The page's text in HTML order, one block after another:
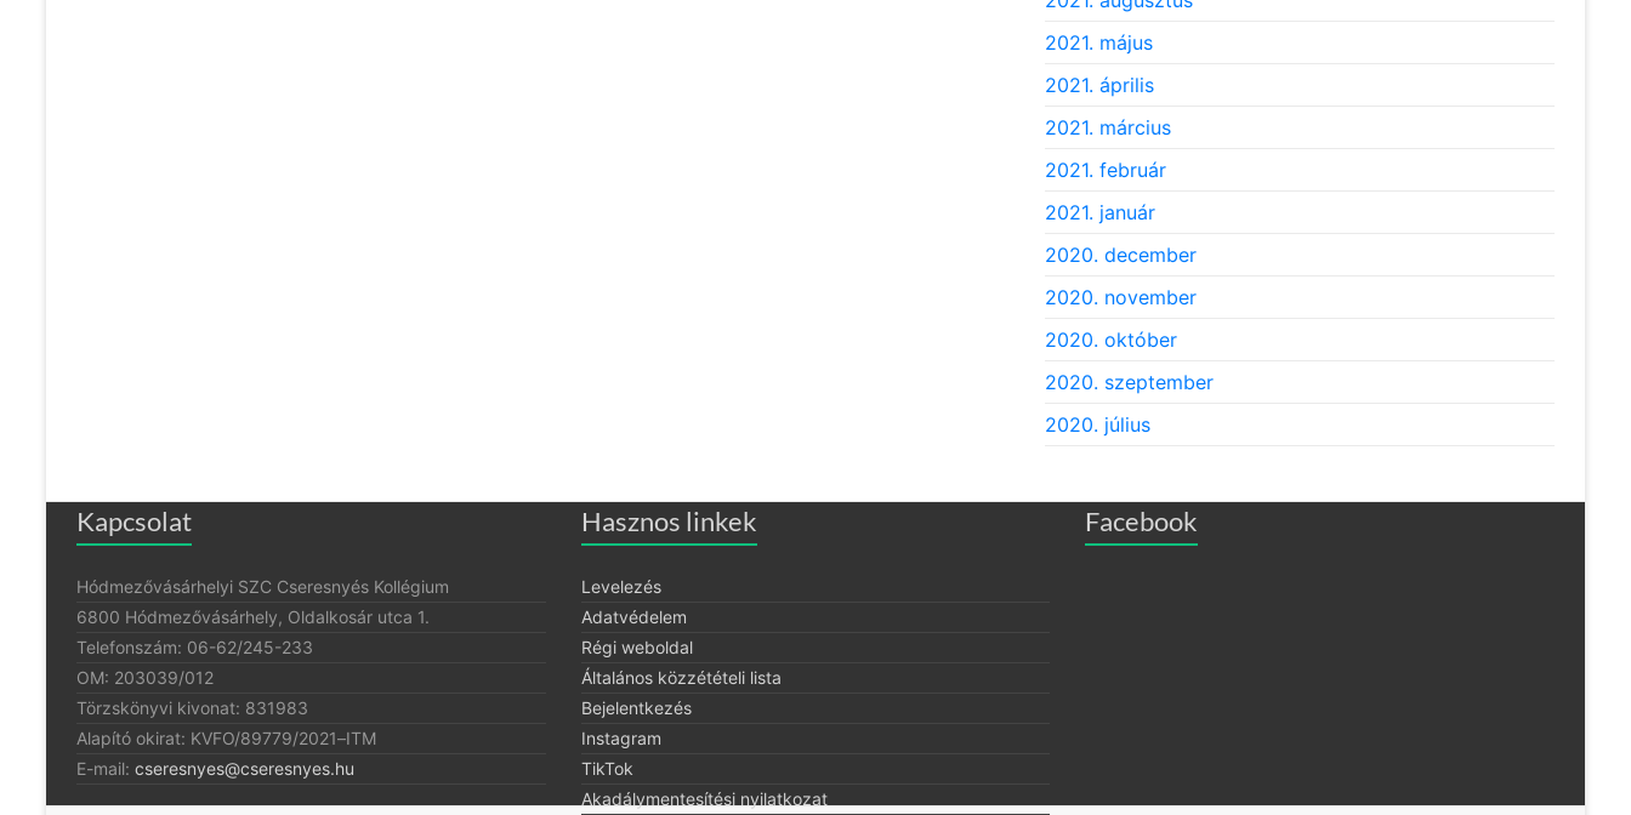
2021. május
2021. április
2021. március
2021. február
2021. január
2020. december
2020. november
2020. október
2020. szeptember
2020. július
Kapcsolat
Hódmezővásárhelyi SZC Cseresnyés Kollégium
6800 Hódmezővásárhely, Oldalkosár utca 1.
Telefonszám: 06-62/245-233
OM: 203039/012
Törzskönyvi kivonat: 831983
Alapító okirat: KVFO/89779/2021–ITM
E-mail: cseresnyes@cseresnyes.hu
Hasznos linkek
Levelezés
Adatvédelem
Régi weboldal
Általános közzétételi lista
Bejelentkezés
Instagram
TikTok
Akadálymentesítési nyilatkozat
Facebook